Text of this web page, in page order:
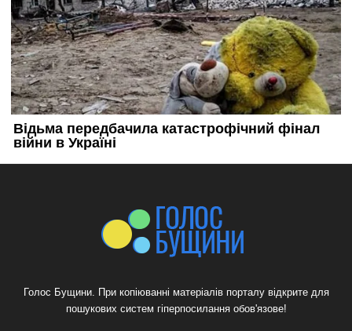
Голос Бущини. При копіюванні матеріалів порталу відкрите для
пошукових систем гіперпосилання обов'язове!